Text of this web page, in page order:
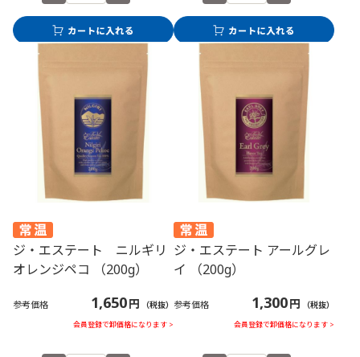
ジ・エステート ニルギリ
オレンジペコ （200g）
参考価格 1,650円 （税抜）
会員登録で卸価格になります >
ジ・エステート アールグレ
イ （200g）
参考価格 1,300円 （税抜）
会員登録で卸価格になります >